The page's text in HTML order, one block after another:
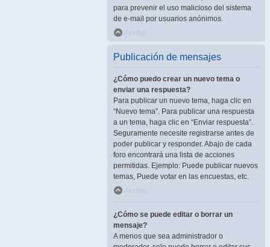
para prevenir el uso malicioso del sistema
de e-mail por usuarios anónimos.
Arriba
Publicación de mensajes
¿Cómo puedo crear un nuevo tema o
enviar una respuesta?
Para publicar un nuevo tema, haga clic en
“Nuevo tema”. Para publicar una respuesta
a un tema, haga clic en “Enviar respuesta”.
Seguramente necesite registrarse antes de
poder publicar y responder. Abajo de cada
foro encontrará una lista de acciones
permitidas. Ejemplo: Puede publicar nuevos
temas, Puede votar en las encuestas, etc.
Arriba
¿Cómo se puede editar o borrar un
mensaje?
A menos que sea administrador o